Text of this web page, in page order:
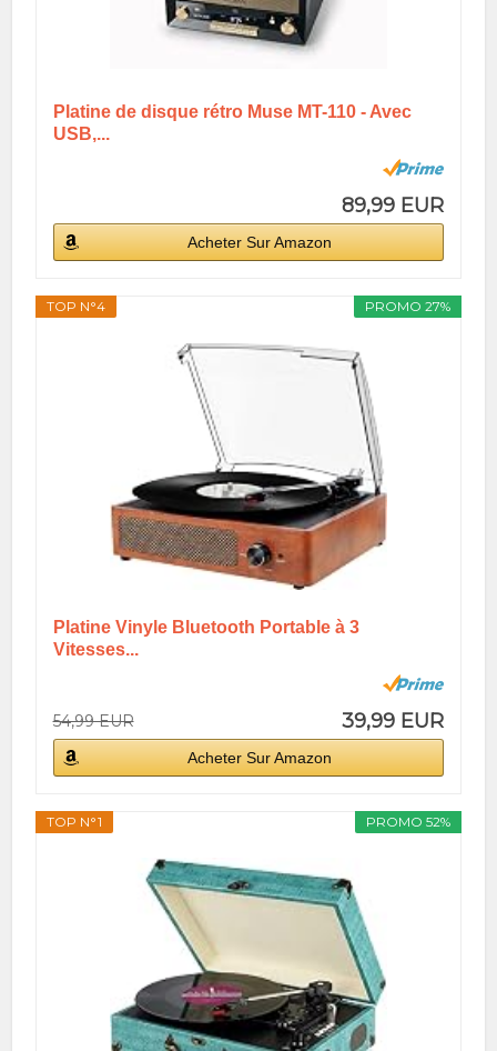
Platine de disque rétro Muse MT-110 - Avec
USB,...
89,99 EUR
Acheter Sur Amazon
PROMO 27%
TOP N°4
Platine Vinyle Bluetooth Portable à 3
Vitesses...
54,99 EUR 39,99 EUR
Acheter Sur Amazon
PROMO 52%
TOP N°1